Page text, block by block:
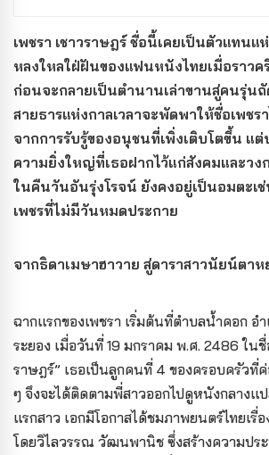
เพชรา เชาวราษฎร์ ชื่อนี้เคยเป็นตัวแทนแ
หลงใหลใฝ่ฝันของแฟนหนังไทยเมื่อราวค
ก่อนจะกลายเป็นตำนานเล่าขานสู่คนรุ่น
สายธารแห่งกาลเวลาจะพัดพาให้ชื่อเพชร
จากการรับรู้ของอนุชนที่เพิ่งเติบโตขึ้น แ
ความยิ่งใหญ่ที่เธอฝากไว้แก่สังคมและวง
ในคืนวันอันรุ่งโรจน์ ยังคงอยู่เป็นอมตะเ
เพชรที่ไม่มีวันหมดประกาย
จากธิดาเมษาฮาวาย สู่ดาราสาวนัยน์ตา
ฉากแรกของเพชรา เริ่มต้นที่ตำบลน้ำคอก อ
ระยอง เมื่อวันที่ 19 มกราคม พ.ศ. 2486 ในชื่
ราษฎร์” เธอเป็นลูกคนที่ 4 ของครอบครัวที่
ๆ จึงจะได้ติดตามพี่สาวออกไปดูหนังกลางแ
แรกสาว เอกมีโอกาสได้ชมภาพยนตร์ไทยเรื่
โดยวิไลวรรณ วัฒนพานิช ซึ่งสร้างความปร